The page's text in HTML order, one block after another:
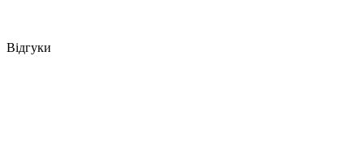
Відгуки